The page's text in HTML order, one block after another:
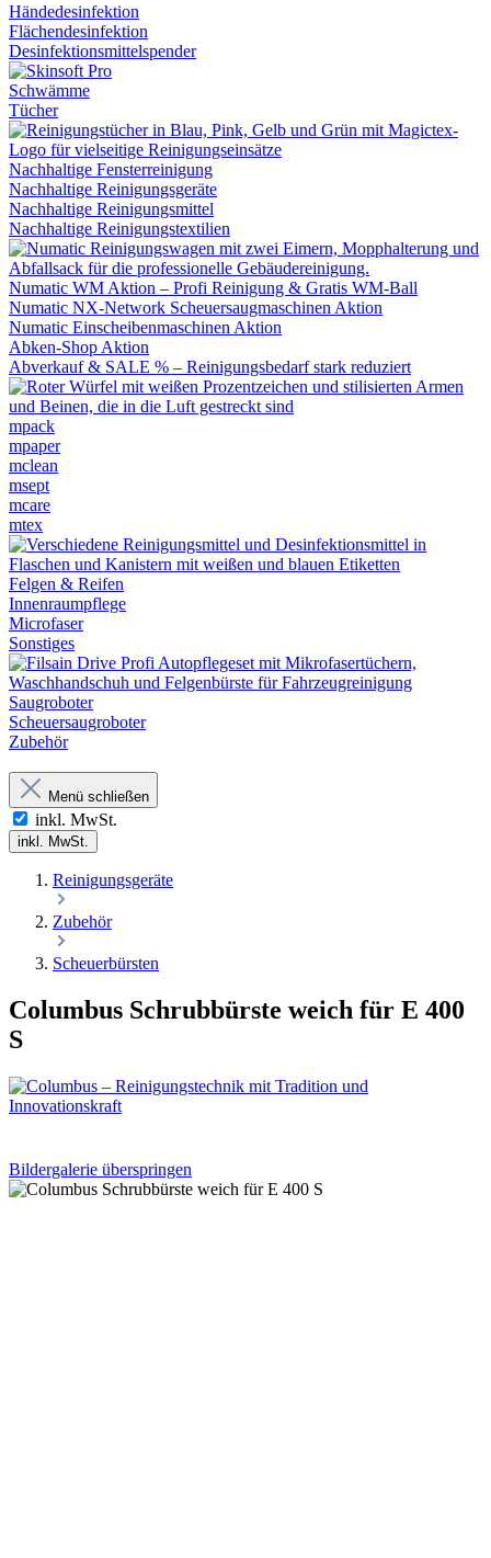
Händedesinfektion
Flächendesinfektion
Desinfektionsmittelspender
Schwämme
Tücher
Nachhaltige Fensterreinigung
Nachhaltige Reinigungsgeräte
Nachhaltige Reinigungsmittel
Nachhaltige Reinigungstextilien
Numatic WM Aktion – Profi Reinigung & Gratis WM-Ball
Numatic NX-Network Scheuersaugmaschinen Aktion
Numatic Einscheibenmaschinen Aktion
Abken-Shop Aktion
Abverkauf & SALE % – Reinigungsbedarf stark reduziert
mpack
mpaper
mclean
msept
mcare
mtex
Felgen & Reifen
Innenraumpflege
Microfaser
Sonstiges
Saugroboter
Scheuersaugroboter
Zubehör
Menü schließen
inkl. MwSt.
inkl. MwSt.
Reinigungsgeräte
Zubehör
Scheuerbürsten
Columbus Schrubbürste weich für E 400
S
Bildergalerie überspringen